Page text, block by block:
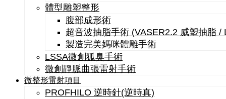
體型雕塑整形
腹部成形術
超音波抽脂手術 (VASER2.2 威塑抽脂 /
製造完美媽咪體雕手術
LSSA微創狐臭手術
微創靜脈曲張雷射手術
微整形雷射項目
PROFHILO 逆時針(逆時真)